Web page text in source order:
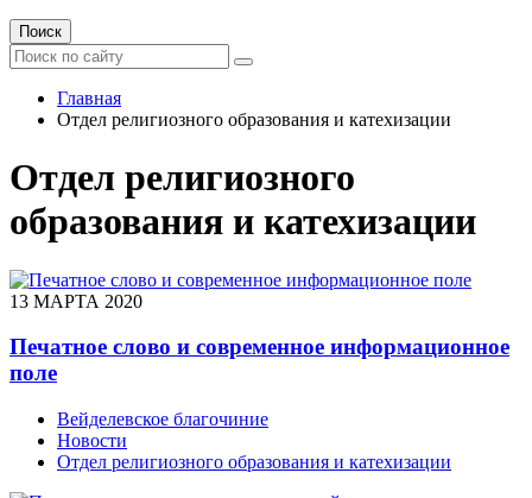
Поиск
Главная
Отдел религиозного образования и катехизации
Отдел религиозного
образования и катехизации
13 МАРТА 2020
Печатное слово и современное информационное
поле
Вейделевское благочиние
Новости
Отдел религиозного образования и катехизации